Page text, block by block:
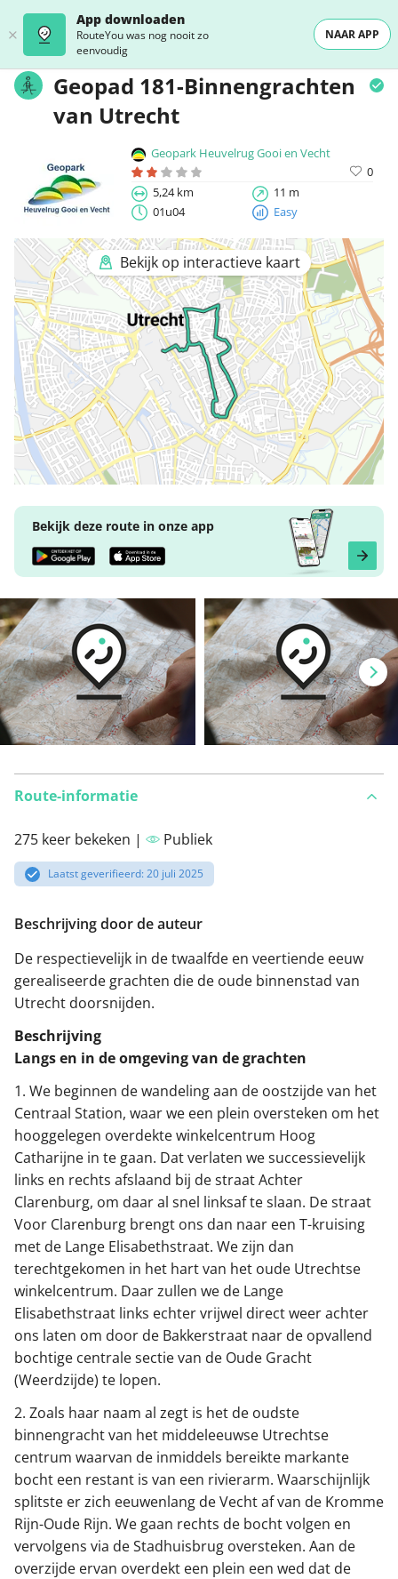
App downloaden
RouteYou was nog nooit zo
eenvoudig
NAAR APP
Geopad 181-Binnengrachten
van Utrecht
Geopark Heuvelrug Gooi en Vecht
0
5,24 km
11 m
01u04
Easy
Bekijk op interactieve kaart
Bekijk deze route in onze app
Route-informatie
275 keer bekeken | Publiek
Laatst geverifieerd: 20 juli 2025
Beschrijving door de auteur
De respectievelijk in de twaalfde en veertiende eeuw
gerealiseerde grachten die de oude binnenstad van
Utrecht doorsnijden.
Beschrijving
Langs en in de omgeving van de grachten
1. We beginnen de wandeling aan de oostzijde van het
Centraal Station, waar we een plein oversteken om het
hooggelegen overdekte winkelcentrum Hoog
Catharijne in te gaan. Dat verlaten we successievelijk
links en rechts afslaand bij de straat Achter
Clarenburg, om daar al snel linksaf te slaan. De straat
Voor Clarenburg brengt ons dan naar een T-kruising
met de Lange Elisabethstraat. We zijn dan
terechtgekomen in het hart van het oude Utrechtse
winkelcentrum. Daar zullen we de Lange
Elisabethstraat links echter vrijwel direct weer achter
ons laten om door de Bakkerstraat naar de opvallend
bochtige centrale sectie van de Oude Gracht
(Weerdzijde) te lopen.
2. Zoals haar naam al zegt is het de oudste
binnengracht van het middeleeuwse Utrechtse
centrum waarvan de inmiddels bereikte markante
bocht een restant is van een rivierarm. Waarschijnlijk
splitste er zich eeuwenlang de Vecht af van de Kromme
Rijn-Oude Rijn. We gaan rechts de bocht volgen en
vervolgens via de Stadhuisbrug oversteken. Aan de
overzijde ervan overdekt een plein een wed dat de